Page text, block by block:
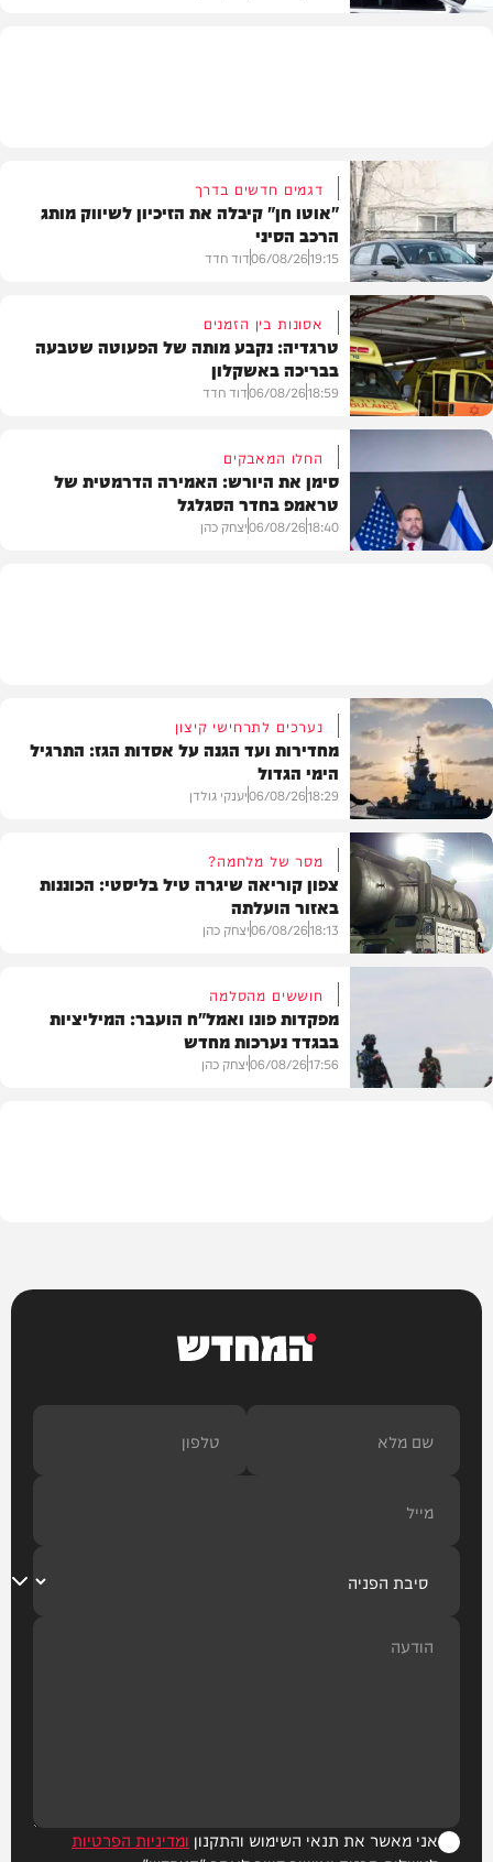
רכב
דגמים חדשים בדרך
"אוטו חן" קיבלה את הזיכיון לשיווק מותג
הרכב הסיני
19:15
06/08/26דוד חדד
בארץ
אסונות בין הזמנים
טרגדיה: נקבע מותה של הפעוטה שטבעה
בבריכה באשקלון
18:59
06/08/26דוד חדד
החלו המאבקים
סימן את היורש: האמירה הדרמטית של
טראמפ בחדר הסגלגל
18:40
06/08/26יצחק כהן
צבא וביטחון
נערכים לתרחישי קיצון
מחדירות ועד הגנה על אסדות הגז: התרגיל
הימי הגדול
18:29
06/08/26יענקי גולדן
מסר של מלחמה?
צפון קוריאה שיגרה טיל בליסטי: הכוננות
באזור הועלתה
18:13
06/08/26יצחק כהן
חוששים מהסלמה
מפקדות פונו ואמל"ח הועבר: המיליציות
בבגדד נערכות מחדש
17:56
06/08/26יצחק כהן
המחדש
אני מאשר את תנאי השימוש והתקנון ומדיניות הפרטיות